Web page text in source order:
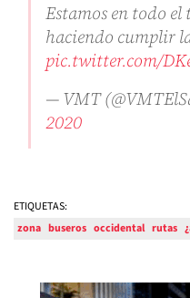
Estamos en todo
haciendo cumplir
pic.twitter.com/
— VMT
2020
ETIQUETAS:
zona buseros occidental rutas